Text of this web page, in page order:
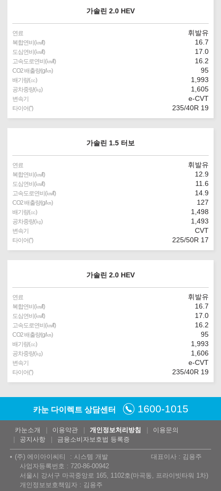
가솔린 2.0 HEV
연료 휘발유
복합연비(㎞/ℓ) 16.7
도심연비(㎞/ℓ) 17.0
고속도로연비(㎞/ℓ) 16.2
CO2 배출량(g/㎞) 95
배기량(㏄) 1,993
공차중량(㎏) 1,605
변속기 e-CVT
타이어(″) 235/40R 19
가솔린 1.5 터보
연료 휘발유
복합연비(㎞/ℓ) 12.9
도심연비(㎞/ℓ) 11.6
고속도로연비(㎞/ℓ) 14.9
CO2 배출량(g/㎞) 127
배기량(㏄) 1,498
공차중량(㎏) 1,493
변속기 CVT
타이어(″) 225/50R 17
가솔린 2.0 HEV
연료 휘발유
복합연비(㎞/ℓ) 16.7
도심연비(㎞/ℓ) 17.0
고속도로연비(㎞/ℓ) 16.2
CO2 배출량(g/㎞) 95
배기량(㏄) 1,993
공차중량(㎏) 1,606
변속기 e-CVT
타이어(″) 235/40R 19
카눈 다이렉트 상담센터 1600-1015
카눈소개 이용약관 개인정보처리방침
이용문의
공지사항
금융소비자보호법 등록증
(주) 에이아이씨티 시스템 개발
대표이사 : 김용주
사업자등록번호 : 720-86-00942
서울시 강서구 마곡중앙로 165, 1102호(마곡동, 프라이빗타워 1차)
개인정보보호책임자 : 김용주